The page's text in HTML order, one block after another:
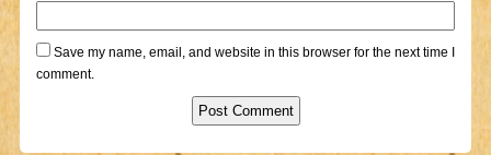
Save my name, email, and website in this browser for the next time I
comment.